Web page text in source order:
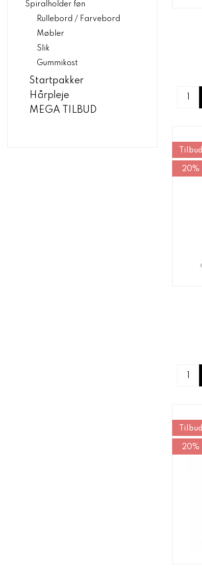
Spiralholder føn
Rullebord / Farvebord
Møbler
Slik
Gummikost
Startpakker
Hårpleje
MEGA TILBUD
Tilbud
20%
Tilbud
20%